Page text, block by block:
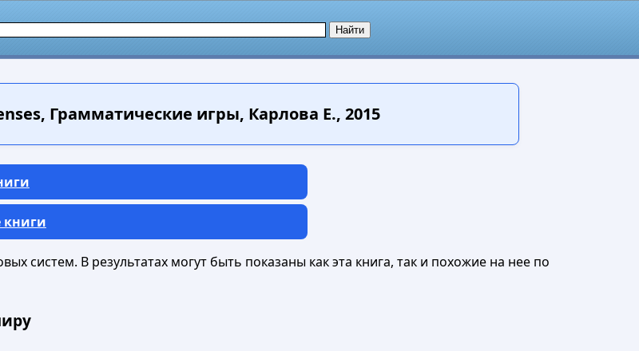
Грамматические игры, Карлова Е., 2015
книги
систем. В результатах могут быть показаны как эта книга, так и похожие на нее по